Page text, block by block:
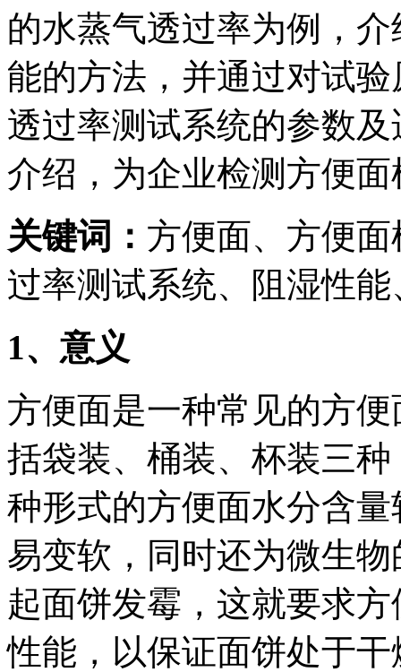
的水蒸气透过率为例，
能的方法，并通过对试
透过率测试系统的参数
介绍，为企业检测方便
关键词： 方便面、方便
过率测试系统、阻湿性
1、意义
方便面是一种常见的方
括袋装、桶装、杯装三
种形式的方便面水分含
易变软，同时还为微生
起面饼发霉，这就要求
性能，以保证面饼处于